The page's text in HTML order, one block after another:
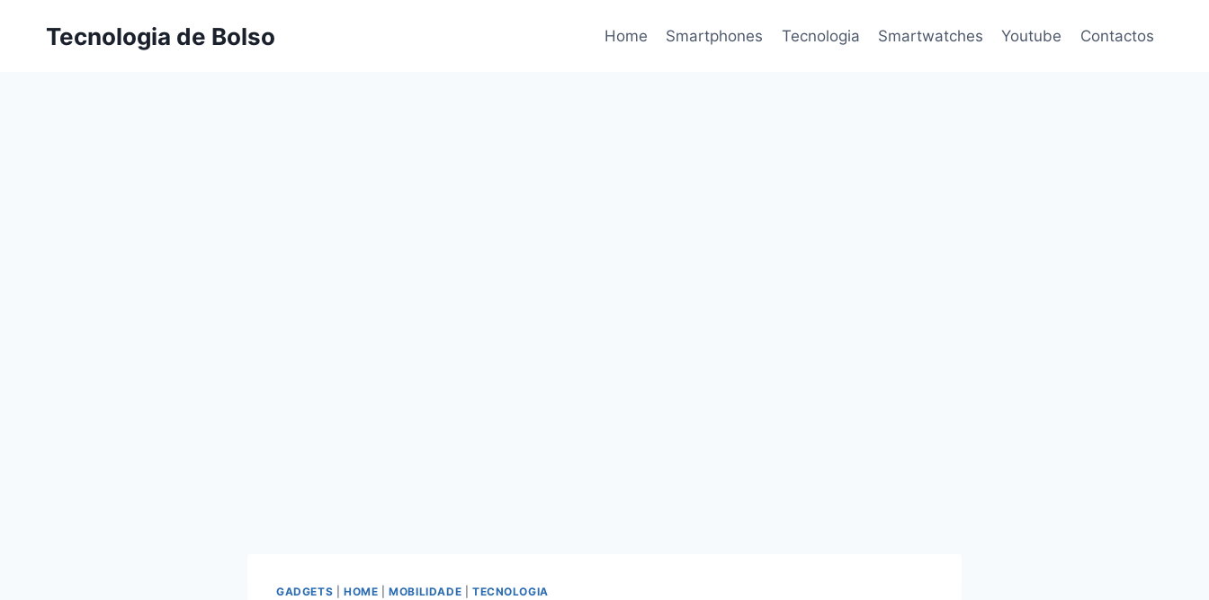
Tecnologia de Bolso Home Smartphones Tecnologia Smartwatches Youtube Contactos
GADGETS HOME |MOBILIDADE TECNOLOGIA